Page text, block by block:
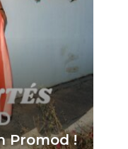
Promod !